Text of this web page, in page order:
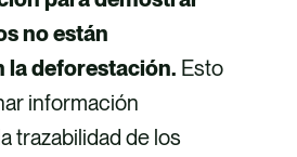
no están
la deforestación. Esto
información
trazabilidad de los